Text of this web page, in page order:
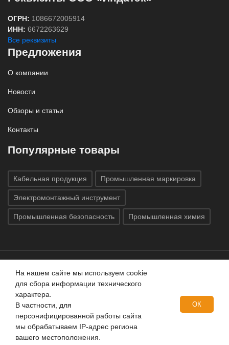
ОГРН: 1086672005914
ИНН: 6672263629
Все реквизиты
Предложения
О компании
Новости
Обзоры и статьи
Контакты
Популярные товары
Кабельная продукция Промышленная маркировка
Электромонтажный инструмент
Промышленная безопасность Промышленная химия
Все права защищены © 2020 ГК «Индатэк»
защищены.Использование материалов с сайта запрещено.
Данный сайт не является публичной офертой, определяемой
положениями статей 437 (2) ГК РФ.
На нашем сайте мы используем cookie
для сбора информации технического
характера.
В частности, для
персонифицированной работы сайта
мы обрабатываем IP-адрес региона
вашего местоположения.
ОК